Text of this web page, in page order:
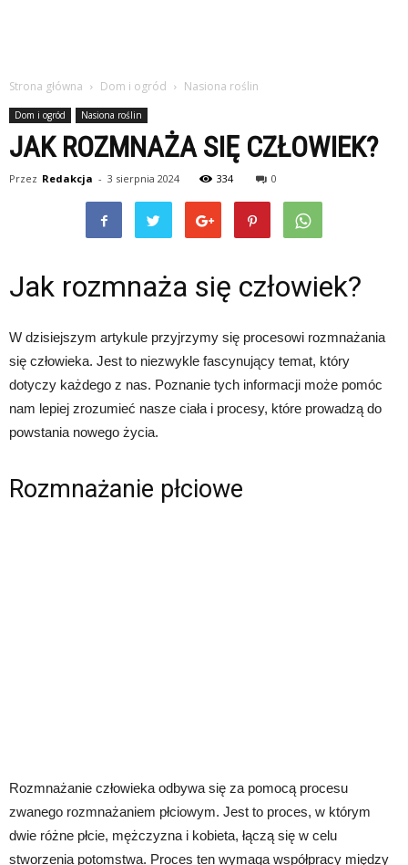
Strona główna Dom i ogród Nasiona roślin
Dom i ogród Nasiona roślin
JAK ROZMNAŻA SIĘ CZŁOWIEK?
Przez Redakcja - 3 sierpnia 2024 334 0
Jak rozmnaża się człowiek?
W dzisiejszym artykule przyjrzymy się procesowi rozmnażania
się człowieka. Jest to niezwykle fascynujący temat, który
dotyczy każdego z nas. Poznanie tych informacji może pomóc
nam lepiej zrozumieć nasze ciała i procesy, które prowadzą do
powstania nowego życia.
Rozmnażanie płciowe
Rozmnażanie człowieka odbywa się za pomocą procesu
zwanego rozmnażaniem płciowym. Jest to proces, w którym
dwie różne płcie, mężczyzna i kobieta, łączą się w celu
stworzenia potomstwa. Proces ten wymaga współpracy między